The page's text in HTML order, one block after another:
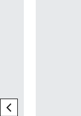
previous element